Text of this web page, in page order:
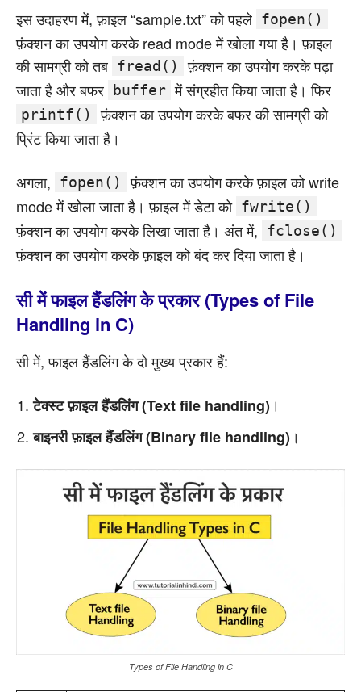
इस उदाहरण में, फ़ाइल “sample.txt” को पहले fopen()
फ़ंक्शन का उपयोग करके read mode में खोला गया है। फ़ाइल
की सामग्री को तब fread()
फ़ंक्शन का उपयोग करके पढ़ा
जाता है और बफर
buffer में संग्रहीत किया जाता है। फिर
printf()
फ़ंक्शन का उपयोग करके बफर की सामग्री को
प्रिंट किया जाता है।
अगला, fopen()
फ़ंक्शन का उपयोग करके फ़ाइल को write
mode में खोला जाता है। फ़ाइल में डेटा को fwrite()
फ़ंक्शन का उपयोग करके लिखा जाता है। अंत में, fclose()
फ़ंक्शन का उपयोग करके फ़ाइल को बंद कर दिया जाता है।
सी में फाइल हैंडलिंग के प्रकार (Types of File
Handling in C)
सी में, फाइल हैंडलिंग के दो मुख्य प्रकार हैं:
टेक्स्ट फ़ाइल हैंडलिंग (Text file handling) ।
बाइनरी फ़ाइल हैंडलिंग (Binary file handling) ।
Types of File Handling in C